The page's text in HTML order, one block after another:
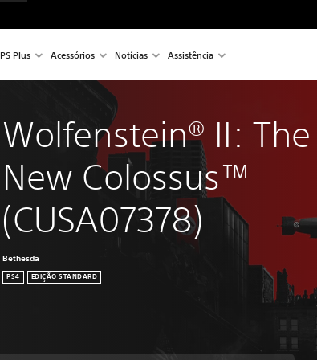
PS Plus Acessórios Notícias Assistência
Wolfenstein® II: The
New Colossus™
(CUSA07378)
Bethesda
PS4 EDIÇÃO STANDARD